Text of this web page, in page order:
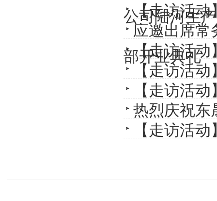
公司陆河生
【走访活动
应邀出席常
部开业典礼
【走访活动
【走访活
【走访活
热烈庆祝东
【走访活